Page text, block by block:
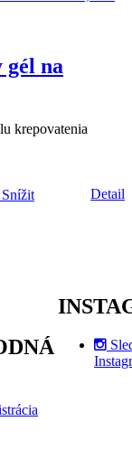
gél na
krepovatenia
Detail
Snížit